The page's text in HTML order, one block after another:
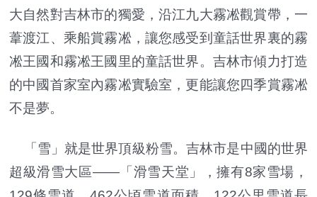
大自然對吉林市的獨愛，沿江九大霧凇觀賞帶，一
葦渡江、乘船賞霧凇，讓您感受到童話世界裏的霧
凇王國和霧凇王國里的童話世界。吉林市傾力打造
的中國首家室內霧凇實驗室，更能讓您四季賞霧凇
不是夢。
「雪」就是世界頂級粉雪。吉林市是中國的世界
超級滑雪大區——「滑雪天堂」，擁有8家雪場，